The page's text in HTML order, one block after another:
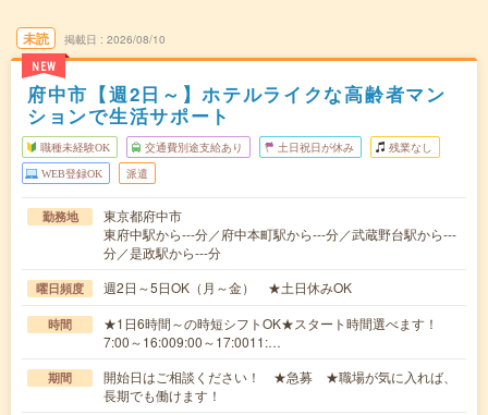
未読
NEW
掲載日 2026/08/10
府中市【週2日～】ホテルライクな高齢者マン
ションで生活サポート
職種未経験OK 交通費別途支給あり 土日祝日が休み 残業なし
WEB登録OK 派遣
勤務地
東京都府中市
東府中駅から---分／府中本町駅から---分／武蔵野台駅から---
分／是政駅から---分
曜日頻度 週2日～5日OK（月～金） ★土日休みOK
時間
★1日6時間～の時短シフトOK★スタート時間選べます！
7:00～16:009:00～17:0011:…
期間
開始日はご相談ください！ ★急募 ★職場が気に入れば、
長期でも働けます！